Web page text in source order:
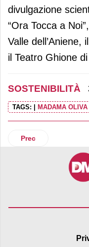
divulgazione
“Ora Tocca a
Valle dell’Aniene,
il Teatro Ghione
SOSTENIBILITÀ
TAGS: | MADAMA OLIVA
Articolo
Prec